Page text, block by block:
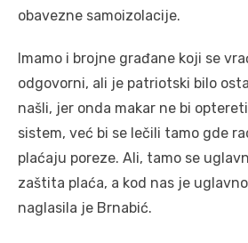
obavezne samoizolacije.
Imamo i brojne građane koji se
odgovorni, ali je patriotski bilo
našli, jer onda makar ne bi
sistem, već bi se lečili tamo gde
plaćaju poreze. Ali, tamo se
zaštita plaća, a kod nas je
naglasila je Brnabić.